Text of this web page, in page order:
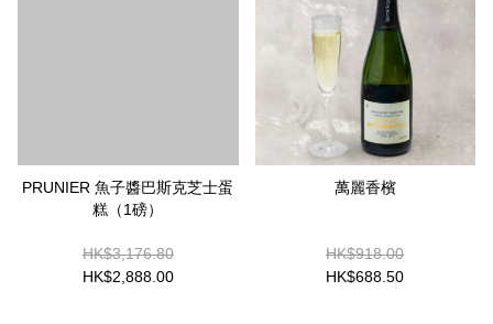
PRUNIER 魚子醬巴斯克芝士蛋
糕（1磅）
HK$3,176.80
HK$2,888.00
萬麗香檳
HK$918.00
HK$688.50